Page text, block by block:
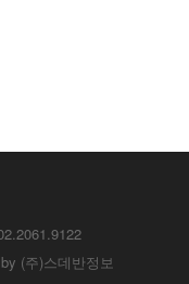
(주)스데반정보